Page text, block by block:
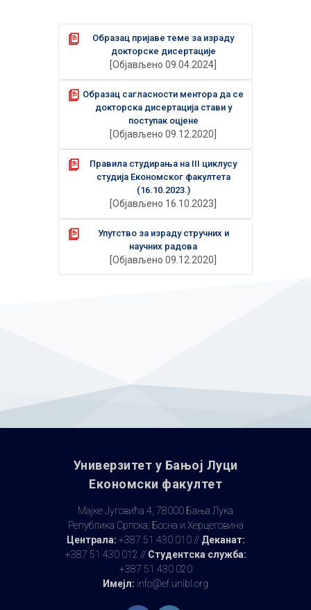
Образац пријаве теме за израду
докторске дисертације
[Објављено 09.04.2024]
Образац сагласности ментора да се
докторска дисертација стави у
поступак оцјене
[Објављено 09.12.2020]
Правила студирања на III циклусу
студија Економског факултета
(16.10.2023.)
[Објављено 16.10.2023]
Упутство за израду стручних и
научних радова
[Објављено 09.12.2020]
Универзитет у Бањoj Луци
Економски факултет
Мајке Југовића 4, 78000 Бања Лука
Република Српска, Босна и Херцеговина
Централа: +387 51 430 010 // Деканат:
+387 51 430 012 // Студентска служба:
+387 51 430 020
Имејл: info@ef.unibl.org